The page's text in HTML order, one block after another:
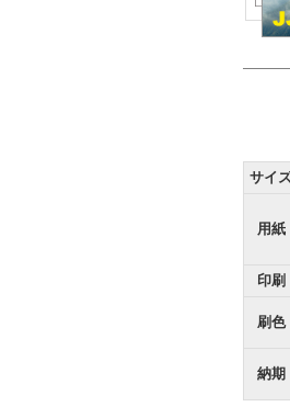
サイ
用紙
印刷
刷色
納期